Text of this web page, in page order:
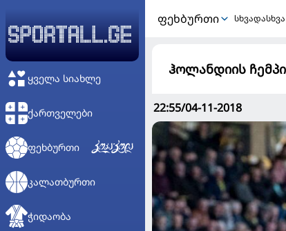
ᲧᲕᲔᲚᲐ ᲡᲘᲐᲮᲚᲔ
ᲥᲐᲠᲗᲕᲔᲚᲔᲑᲘ
ᲤᲔᲮᲑᲣᲠᲗᲘ
ᲙᲐᲚᲐᲗᲑᲣᲠᲗᲘ
ᲭᲘᲓᲐᲝᲑᲐ
ᲤᲔᲮᲑᲣᲠᲗᲘ სხვადასხვა
ჰოლანდიის
22:55/04-11-2018